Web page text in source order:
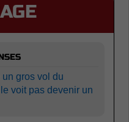
gros vol du
voit pas devenir un